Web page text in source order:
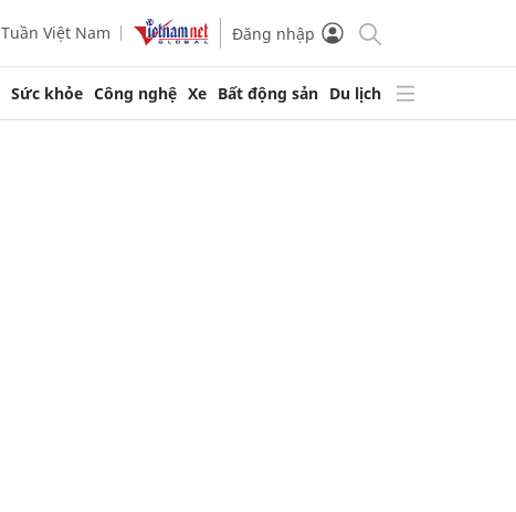
Tuần Việt Nam Đăng nhập
Sức khỏe Công nghệ Xe Bất động sản Du lịch